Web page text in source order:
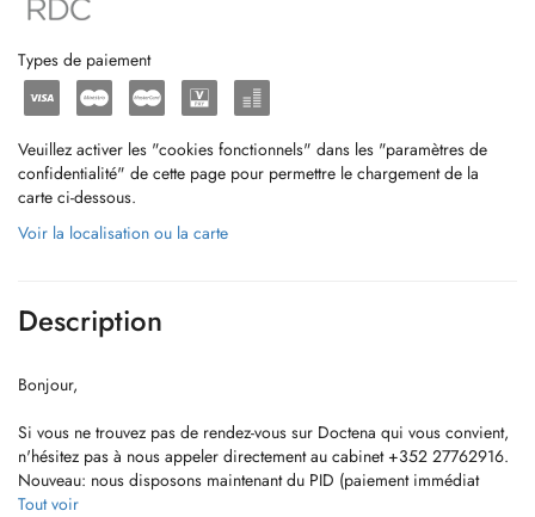
Types de paiement
Veuillez activer les "cookies fonctionnels" dans les "paramètres de
confidentialité" de cette page pour permettre le chargement de la
carte ci-dessous.
Voir la localisation ou la carte
Description
Bonjour,
Si vous ne trouvez pas de rendez-vous sur Doctena qui vous convient,
n'hésitez pas à nous appeler directement au cabinet +352 27762916.
Nouveau: nous disposons maintenant du PID (paiement immédiat
direct) au cabinet.
Tout voir